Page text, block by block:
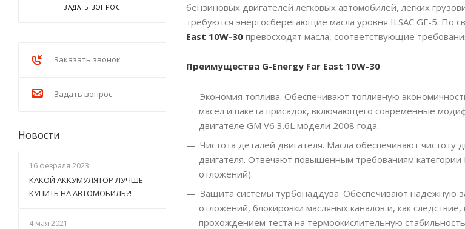
бензиновых двигателей легковых автомобилей, легких
требуются энергосберегающие масла уровня ILSAC GF-5. По
East 10W-30 превосходят масла, соответствующие
Преимущества G-Energy Far East 10W-30
Экономия топлива. Обеспечивают топливную
масел и пакета присадок, включающего современные
двигателе GM V6 3.6L модели 2008 года.
Чистота деталей двигателя. Масла обеспечивают чистоту
двигателя. Отвечают повышенным требованиям
отложений).
Защита системы турбонаддува. Обеспечивают надёжную
отложений, блокировки масляных каналов и, как
прохождением теста на термоокислительную
ЗАДАТЬ ВОПРОС
Заказать звонок
Задать вопрос
Новости
16 февраля 2023
КАКОЙ АККУМУЛЯТОР ЛУЧШЕ
КУПИТЬ НА АВТОМОБИЛЬ?!
4 мая 2021